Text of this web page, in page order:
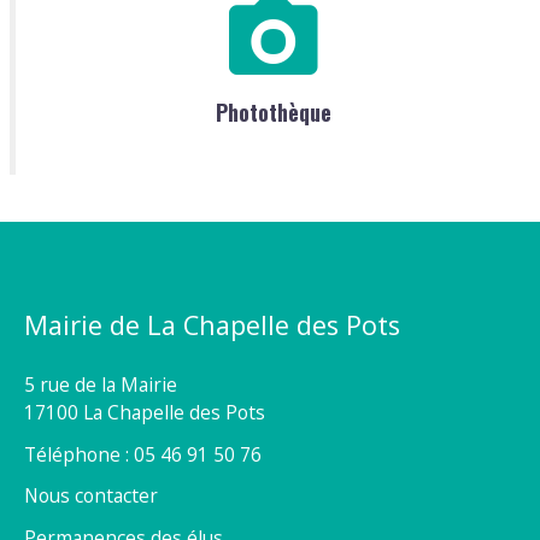
Photothèque
Mairie de La Chapelle des Pots
5 rue de la Mairie
17100 La Chapelle des Pots
Téléphone : 05 46 91 50 76
Nous contacter